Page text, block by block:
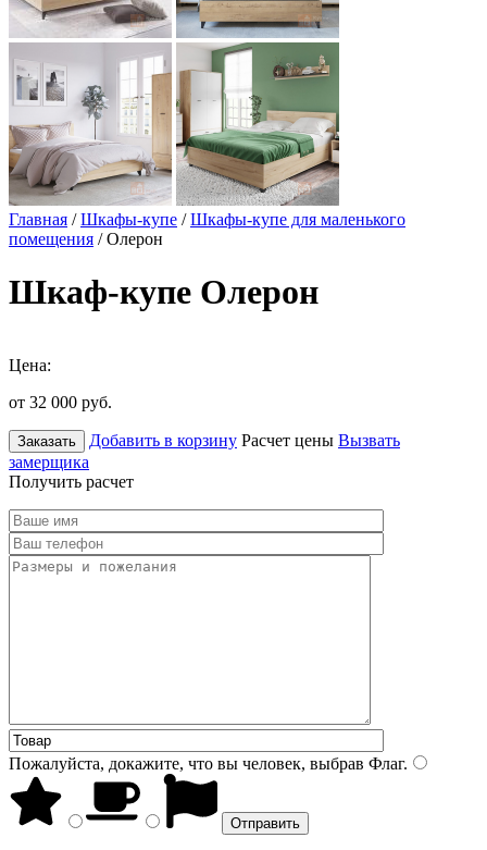
Главная /Шкафы-купе /Шкафы-купе для маленького
помещения / Олерон
Шкаф-купе Олерон
Цена:
от 32 000 руб.
Заказать Добавить в корзину Расчет цены Вызвать
замерщика
Получить расчет
Пожалуйста, докажите, что вы человек, выбрав Флаг.